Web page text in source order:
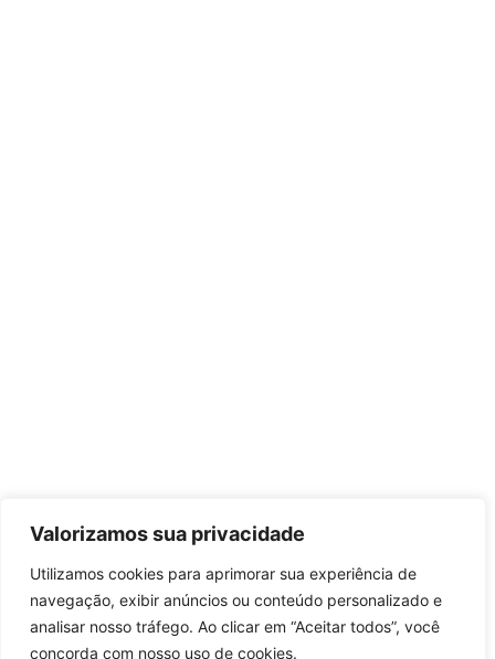
Valorizamos sua privacidade
Utilizamos cookies para aprimorar sua experiência de
navegação, exibir anúncios ou conteúdo personalizado e
analisar nosso tráfego. Ao clicar em “Aceitar todos”, você
concorda com nosso uso de cookies.